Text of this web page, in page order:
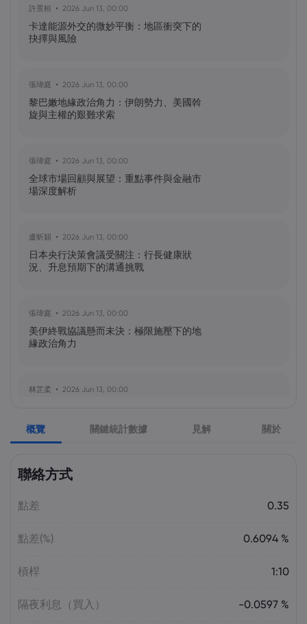
NIO 股票預測：NIO 今天下跌 5%，未來會
怎樣？
比特幣價格預測：如何在台灣購買比特
幣？
Fintech 股票值得關注：Nu
Holdings（NU）股票、SOFI 股票
Quantum Inc. 發生了什麼事？
許景桓 2026 Jun 13, 00:00
卡達能源外交的微妙平衡：地區衝突下的
抉擇與風險
張瑋庭 2026 Jun 13, 00:00
黎巴嫩地緣政治角力：伊朗勢力、美國斡
旋與主權的艱難求索
張瑋庭 2026 Jun 13, 00:00
全球市場回顧與展望：重點事件與金融市
場深度解析
盧昕穎 2026 Jun 13, 00:00
日本央行決策會議受關注：行長健康狀
況、升息預期下的溝通挑戰
張瑋庭 2026 Jun 13, 00:00
美伊終戰協議懸而未決：極限施壓下的地
緣政治角力
林芷柔 2026 Jun 13, 00:00
張瑋庭 2026 Jun 13, 00:00
北約安全態勢與美軍部署調整：美歐風險
陳昊然
量增，市場波動趨緩
概覽 關鍵統計數據 見解 關於
聯絡方式
點差 0.35
點差(%) 0.6094 %
槓桿 1:10
隔夜利息（買入） -0.0597 %